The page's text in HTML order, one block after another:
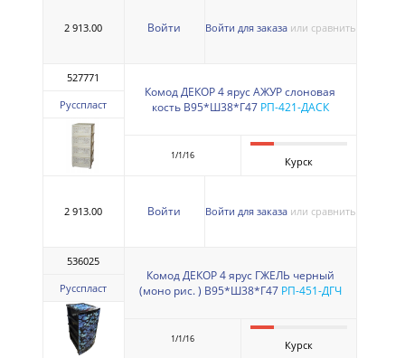
2 913.00 Войти Войти для заказа или сравнить
527771
Русспласт
Комод ДЕКОР 4 ярус АЖУР слоновая
кость В95*Ш38*Г47 РП-421-ДАСК
1/1/16 Курск
2 913.00 Войти Войти для заказа или сравнить
536025
Русспласт
Комод ДЕКОР 4 ярус ГЖЕЛЬ черный
(моно рис. ) В95*Ш38*Г47 РП-451-ДГЧ
1/1/16 Курск